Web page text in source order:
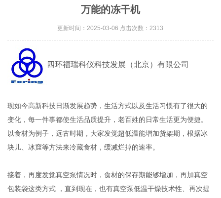
万能的冻干机
更新时间：2025-03-06 点击次数：2313
四环福瑞科仪科技发展（北京）有限公司
现如今高新科技日渐发展趋势，生活方式以及生活习惯有了很大的
变化，每一件事都使生活品质提升，老百姓的日常生活更为便捷。
以食材为例子，远古时期，大家发觉超低温能增加货架期，根据冰
块儿、冰窟等方法来冷藏食材，缓减烂掉的速率。
接着，再度发觉真空泵情况时，食材的保存期能够增加，再加真空
包装袋这类方式 ，直到现在，也有真空泵低温干燥技术性、再次提